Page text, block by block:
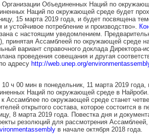
Организации Объединенных Наций по
Наций по окружающей среде будет
15 марта 2019 года, и будет посвящена
устойчивое потребление и производство».
с настоящим уведомлением.
принятая Ассамблеей по окружающей среде
вариант справочного доклада Директора-
проведения совещания и другая
адресу http://web.unep.org/
ч 00 мин в понедельник, 11 марта 2019 года,
Наций по окружающей среде в
Ассамблее по окружающей среде станет
открытого состава, которое состоится в
8 марта 2019 года. Повестка дня и
резолюций для рассмотрения
в начале октября 2018 года.